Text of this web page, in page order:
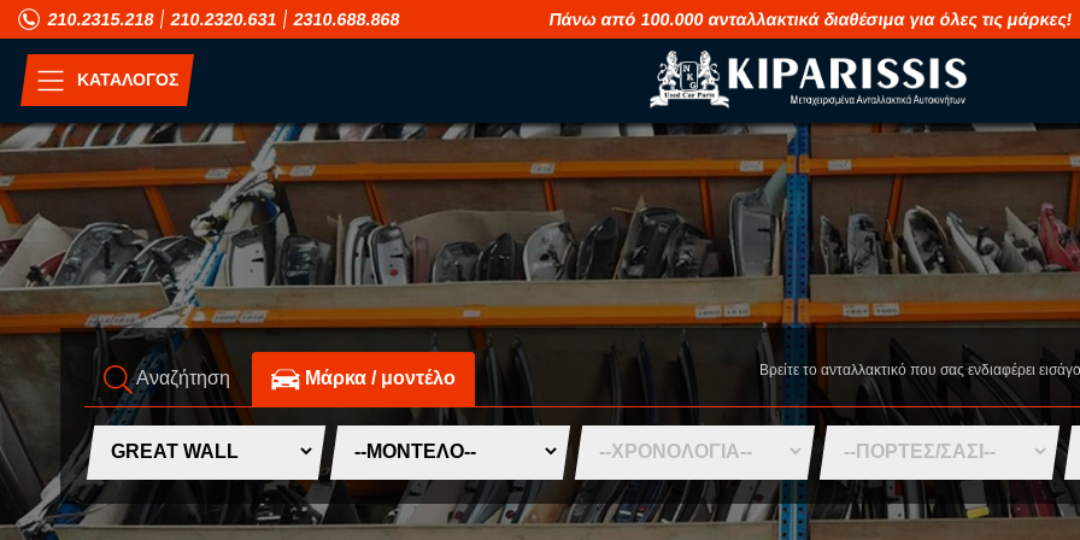
210.2315.218 210.2320.631 2310.688.868 Πάνω από 100.000 ανταλλακτικά διαθέσιμα για όλες τις μάρκες!
ΚΑΤΑΛΟΓΟΣ
ΑΝΑ ΜΟΝΤΕΛΟ
A
ALFA ROMEO
ASIA MOTORS
AUDI
C
H
HUMMER
HYUNDAI
I
ISUZU
M
MAHINDRA
MASERATI
MG
MINI
S
SAAB
SKODA
SMART
SSANGYONG
Αναζήτηση Mάρκα / μοντέλο Βρείτε το ανταλλακτικό που σας ενδιαφέρει